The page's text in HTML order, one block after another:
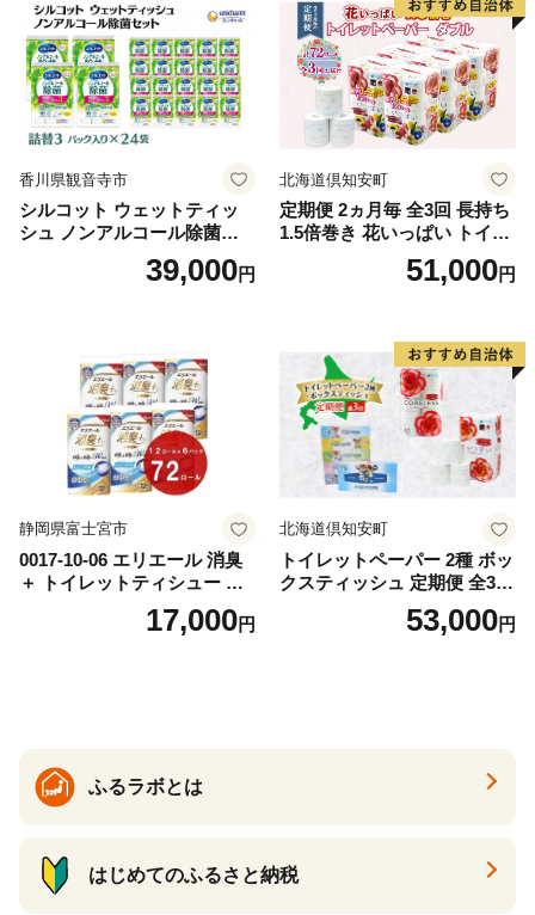
香川県観音寺市
シルコット ウェットティッ
シュ ノンアルコール除菌詰
替（43枚×3P）×24袋 日用品
おもちゃ 拭き取り 手拭き 外
39,000円
北海道倶知安町
定期便 2ヵ月毎 全3回 長持ち
1.5倍巻き 花いっぱい トイレ
ットペーパー ダブル 45ｍ 計
72ロール 全18種 花柄 プリン
ー 消耗品 備蓄 送料無料 北海
道 倶知安町 日用品
51,000円
静岡県富士宮市
0017-10-06 エリエール 消臭
＋ トイレットティシュー し
っかり香るフレッシュクリア
の香り ダブル 12ロール×6パ
17,000円
北海道倶知安町
トイレットペーパー 2種 ボッ
クスティッシュ 定期便 全3
回 日本製 まとめ買い 防災
常備品 日用雑貨 消耗品 生活
53,000円
ふるラボとは
はじめてのふるさと納税